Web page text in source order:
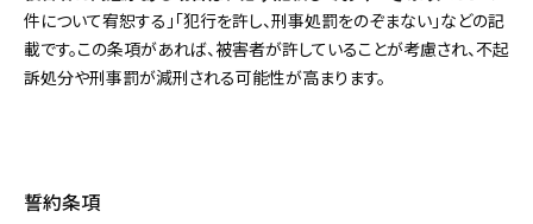
件について宥恕する」「犯行を許し、刑事処罰をのぞまない」などの記
載です。この条項があれば、被害者が許していることが考慮され、不起
訴処分や刑事罰が減刑される可能性が高まります。
誓約条項